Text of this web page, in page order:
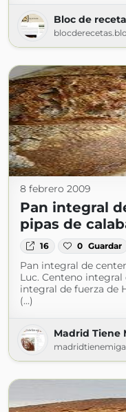
Bloc de
8 febrero 2009
Pan integral
pipas de
16 0 Guardar
Pan integral de
Luc. Centeno
integral de fuerza de
(...)
Madrid Tiene